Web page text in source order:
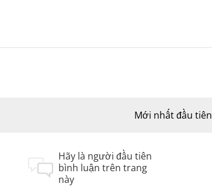
Mới nhất đầu tiên
Hãy là người đầu tiên
bình luận trên trang
này